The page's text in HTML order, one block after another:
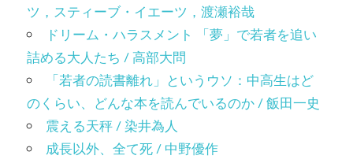
ツ，スティーブ・イエーツ，渡瀬裕哉
ドリーム・ハラスメント 「夢」で若者を追い
詰める大人たち / 高部大問
「若者の読書離れ」というウソ：中高生はど
のくらい、どんな本を読んでいるのか / 飯田一史
震える天秤 / 染井為人
成長以外、全て死 / 中野優作